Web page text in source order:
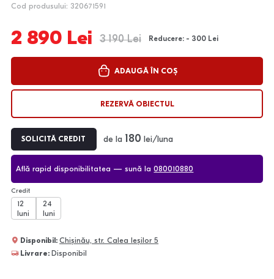
Cod produsului: 320671591
2 890 Lei 3 190 Lei Reducere: - 300 Lei
ADAUGĂ ÎN COȘ
REZERVĂ OBIECTUL
SOLICITĂ CREDIT de la 180 lei/luna
Află rapid disponibilitatea — sună la080010880
Credit
12
luni
24
luni
Disponibil: Chișinău, str. Calea Ieșilor 5
Livrare: Disponibil